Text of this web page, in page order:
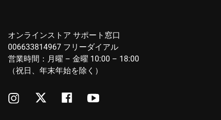
オンラインストア サポート窓口
006633814967 フリーダイアル
営業時間：月曜 – 金曜 10:00 – 18:00
（祝日、年末年始を除く）